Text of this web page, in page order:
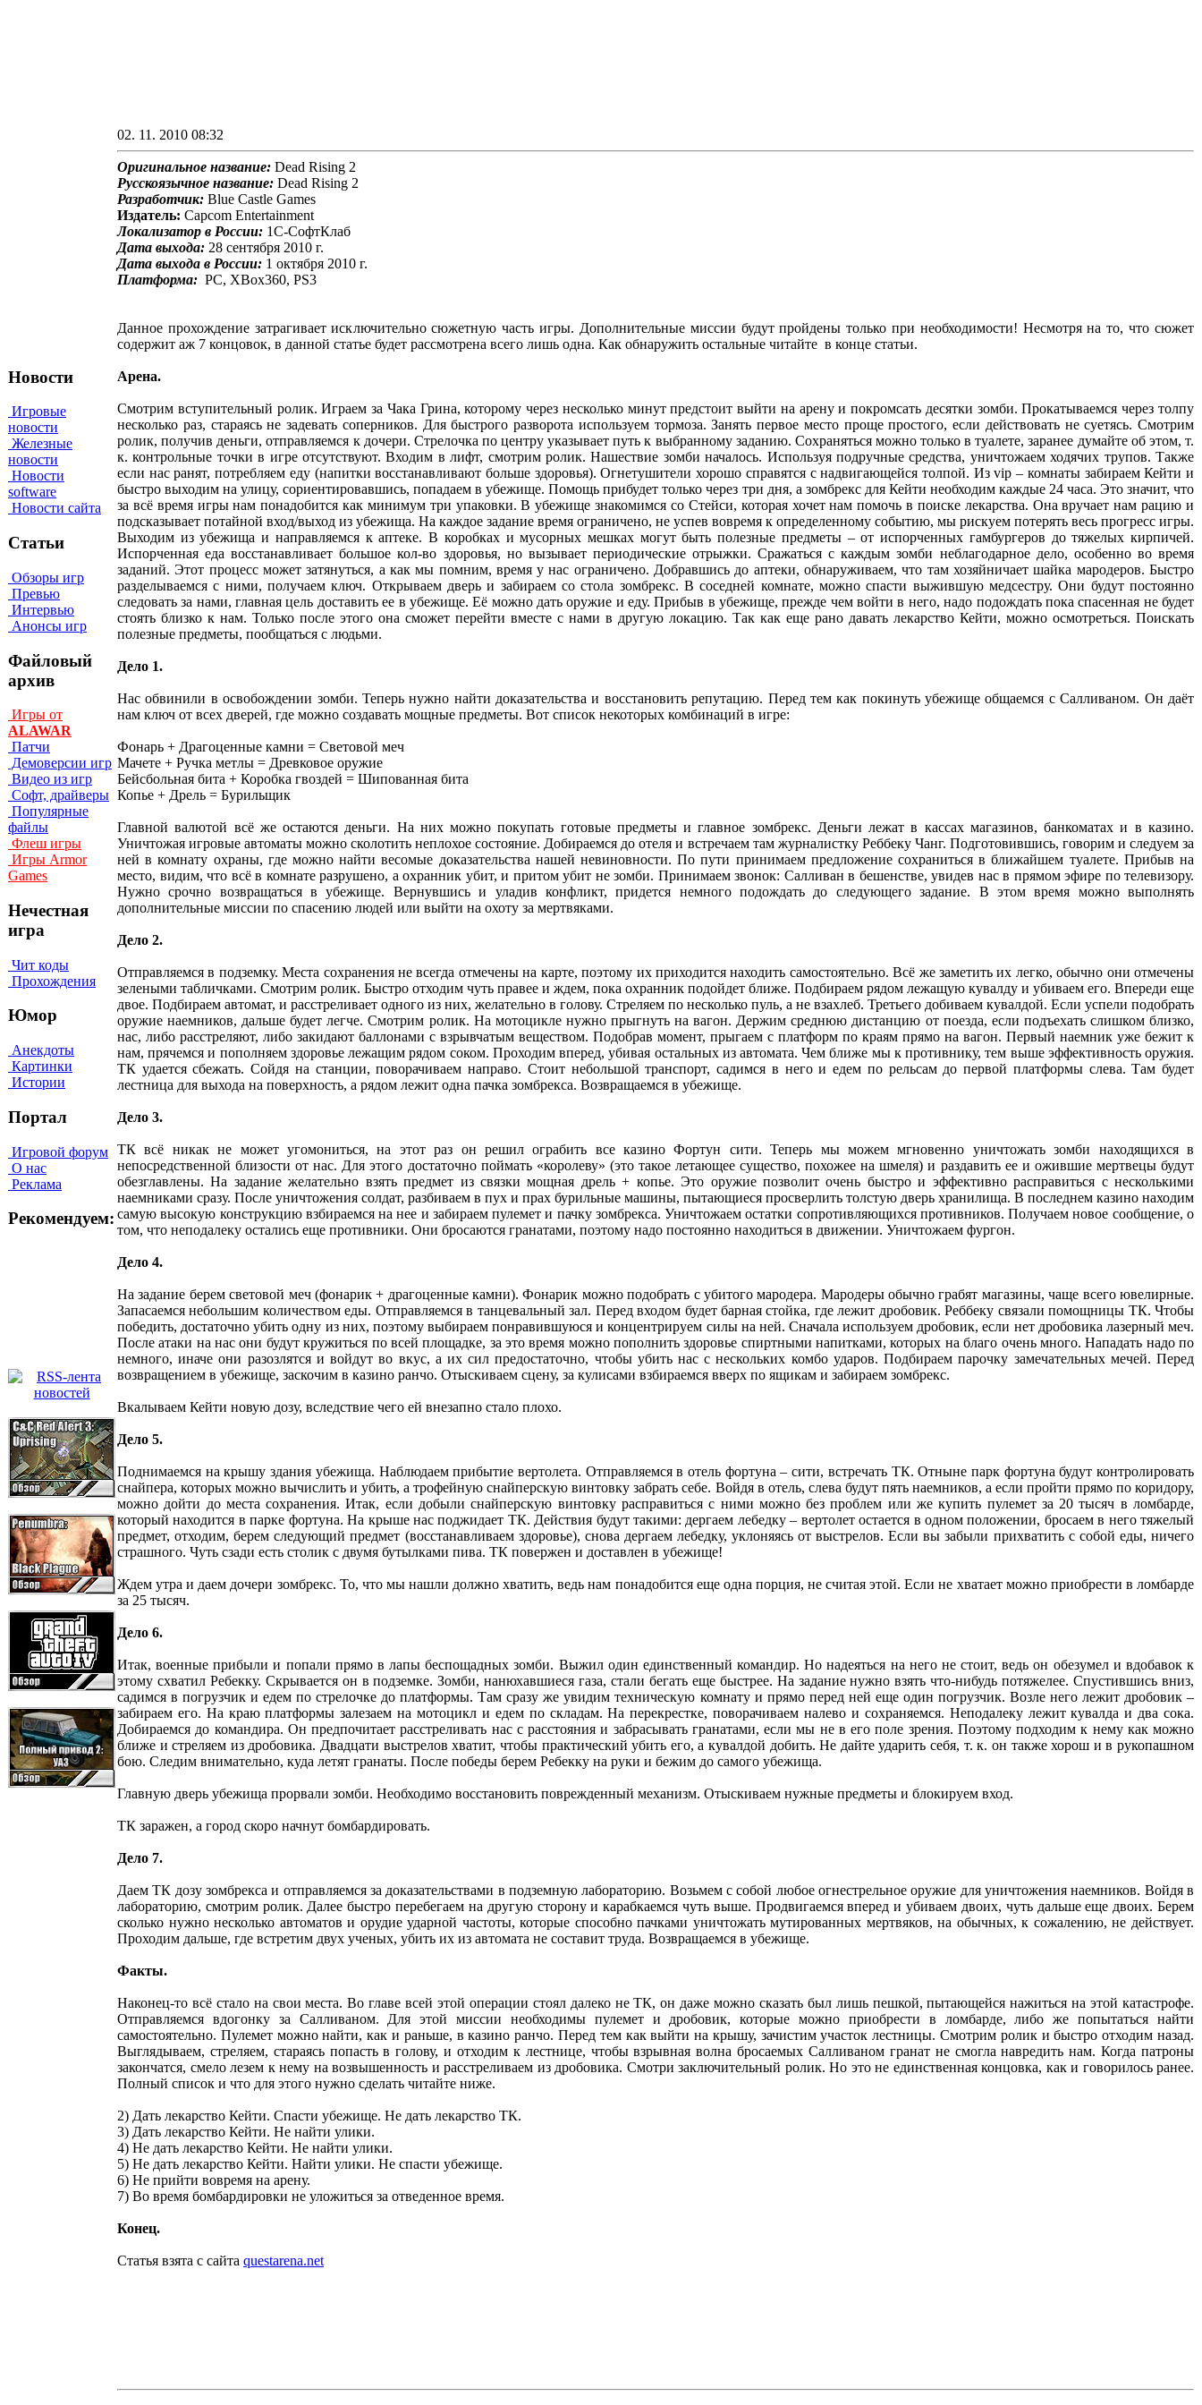
Новости
Игровые
новости
Железные
новости
Новости
software
Новости сайта
Статьи
Обзоры игр
Превью
Интервью
Анонсы игр
Файловый
архив
Игры от
ALAWAR
Патчи
Демоверсии игр
Видео из игр
Софт, драйверы
Популярные
файлы
Флеш игры
Игры Armor
Games
Нечестная
игра
Чит коды
Прохождения
Юмор
Анекдоты
Картинки
Истории
Портал
Игровой форум
О нас
Реклама
Рекомендуем:
02. 11. 2010 08:32
Оригинальное название: Dead Rising 2
Русскоязычное название: Dead Rising 2
Разработчик: Blue Castle Games
Издатель: Capcom Entertainment
Локализатор в России: 1С-СофтКлаб
Дата выхода: 28 сентября 2010 г.
Дата выхода в России: 1 октября 2010 г.
Платформа: PC, XBox360, PS3
Данное прохождение затрагивает исключительно сюжетную часть игры. Дополнительные миссии будут пройдены только при необходимости! Несмотря на то, что сюжет
содержит аж 7 концовок, в данной статье будет рассмотрена всего лишь одна. Как обнаружить остальные читайте в конце статьи.
Арена.
Смотрим вступительный ролик. Играем за Чака Грина, которому через несколько минут предстоит выйти на арену и покромсать десятки зомби. Прокатываемся через толпу
несколько раз, стараясь не задевать соперников. Для быстрого разворота используем тормоза. Занять первое место проще простого, если действовать не суетясь. Смотрим
ролик, получив деньги, отправляемся к дочери. Стрелочка по центру указывает путь к выбранному заданию. Сохраняться можно только в туалете, заранее думайте об этом, т.
к. контрольные точки в игре отсутствуют. Входим в лифт, смотрим ролик. Нашествие зомби началось. Используя подручные средства, уничтожаем ходячих трупов. Также
если нас ранят, потребляем еду (напитки восстанавливают больше здоровья). Огнетушители хорошо справятся с надвигающейся толпой. Из vip – комнаты забираем Кейти и
быстро выходим на улицу, сориентировавшись, попадаем в убежище. Помощь прибудет только через три дня, а зомбрекс для Кейти необходим каждые 24 часа. Это значит, что
за всё время игры нам понадобится как минимум три упаковки. В убежище знакомимся со Стейси, которая хочет нам помочь в поиске лекарства. Она вручает нам рацию и
подсказывает потайной вход/выход из убежища. На каждое задание время ограничено, не успев вовремя к определенному событию, мы рискуем потерять весь прогресс игры.
Выходим из убежища и направляемся к аптеке. В коробках и мусорных мешках могут быть полезные предметы – от испорченных гамбургеров до тяжелых кирпичей.
Испорченная еда восстанавливает большое кол-во здоровья, но вызывает периодические отрыжки. Сражаться с каждым зомби неблагодарное дело, особенно во время
заданий. Этот процесс может затянуться, а как мы помним, время у нас ограничено. Добравшись до аптеки, обнаруживаем, что там хозяйничает шайка мародеров. Быстро
разделываемся с ними, получаем ключ. Открываем дверь и забираем со стола зомбрекс. В соседней комнате, можно спасти выжившую медсестру. Они будут постоянно
следовать за нами, главная цель доставить ее в убежище. Её можно дать оружие и еду. Прибыв в убежище, прежде чем войти в него, надо подождать пока спасенная не будет
стоять близко к нам. Только после этого она сможет перейти вместе с нами в другую локацию. Так как еще рано давать лекарство Кейти, можно осмотреться. Поискать
полезные предметы, пообщаться с людьми.
Дело 1.
Нас обвинили в освобождении зомби. Теперь нужно найти доказательства и восстановить репутацию. Перед тем как покинуть убежище общаемся с Салливаном. Он даёт
нам ключ от всех дверей, где можно создавать мощные предметы. Вот список некоторых комбинаций в игре:
Фонарь + Драгоценные камни = Световой меч
Мачете + Ручка метлы = Древковое оружие
Бейсбольная бита + Коробка гвоздей = Шипованная бита
Копье + Дрель = Бурильщик
Главной валютой всё же остаются деньги. На них можно покупать готовые предметы и главное зомбрекс. Деньги лежат в кассах магазинов, банкоматах и в казино.
Уничтожая игровые автоматы можно сколотить неплохое состояние. Добираемся до отеля и встречаем там журналистку Реббеку Чанг. Подготовившись, говорим и следуем за
ней в комнату охраны, где можно найти весомые доказательства нашей невиновности. По пути принимаем предложение сохраниться в ближайшем туалете. Прибыв на
место, видим, что всё в комнате разрушено, а охранник убит, и притом убит не зомби. Принимаем звонок: Салливан в бешенстве, увидев нас в прямом эфире по телевизору.
Нужно срочно возвращаться в убежище. Вернувшись и уладив конфликт, придется немного подождать до следующего задание. В этом время можно выполнять
дополнительные миссии по спасению людей или выйти на охоту за мертвяками.
Дело 2.
Отправляемся в подземку. Места сохранения не всегда отмечены на карте, поэтому их приходится находить самостоятельно. Всё же заметить их легко, обычно они отмечены
зелеными табличками. Смотрим ролик. Быстро отходим чуть правее и ждем, пока охранник подойдет ближе. Подбираем рядом лежащую кувалду и убиваем его. Впереди еще
двое. Подбираем автомат, и расстреливает одного из них, желательно в голову. Стреляем по несколько пуль, а не взахлеб. Третьего добиваем кувалдой. Если успели подобрать
оружие наемников, дальше будет легче. Смотрим ролик. На мотоцикле нужно прыгнуть на вагон. Держим среднюю дистанцию от поезда, если подъехать слишком близко,
нас, либо расстреляют, либо закидают баллонами с взрывчатым веществом. Подобрав момент, прыгаем с платформ по краям прямо на вагон. Первый наемник уже бежит к
нам, прячемся и пополняем здоровье лежащим рядом соком. Проходим вперед, убивая остальных из автомата. Чем ближе мы к противнику, тем выше эффективность оружия.
ТК удается сбежать. Сойдя на станции, поворачиваем направо. Стоит небольшой транспорт, садимся в него и едем по рельсам до первой платформы слева. Там будет
лестница для выхода на поверхность, а рядом лежит одна пачка зомбрекса. Возвращаемся в убежище.
Дело 3.
ТК всё никак не может угомониться, на этот раз он решил ограбить все казино Фортун сити. Теперь мы можем мгновенно уничтожать зомби находящихся в
непосредственной близости от нас. Для этого достаточно поймать «королеву» (это такое летающее существо, похожее на шмеля) и раздавить ее и ожившие мертвецы будут
обезглавлены. На задание желательно взять предмет из связки мощная дрель + копье. Это оружие позволит очень быстро и эффективно расправиться с несколькими
наемниками сразу. После уничтожения солдат, разбиваем в пух и прах бурильные машины, пытающиеся просверлить толстую дверь хранилища. В последнем казино находим
самую высокую конструкцию взбираемся на нее и забираем пулемет и пачку зомбрекса. Уничтожаем остатки сопротивляющихся противников. Получаем новое сообщение, о
том, что неподалеку остались еще противники. Они бросаются гранатами, поэтому надо постоянно находиться в движении. Уничтожаем фургон.
Дело 4.
На задание берем световой меч (фонарик + драгоценные камни). Фонарик можно подобрать с убитого мародера. Мародеры обычно грабят магазины, чаще всего ювелирные.
Запасаемся небольшим количеством еды. Отправляемся в танцевальный зал. Перед входом будет барная стойка, где лежит дробовик. Реббеку связали помощницы ТК. Чтобы
победить, достаточно убить одну из них, поэтому выбираем понравившуюся и концентрируем силы на ней. Сначала используем дробовик, если нет дробовика лазерный меч.
После атаки на нас они будут кружиться по всей площадке, за это время можно пополнить здоровье спиртными напитками, которых на благо очень много. Нападать надо по
немного, иначе они разозлятся и войдут во вкус, а их сил предостаточно, чтобы убить нас с нескольких комбо ударов. Подбираем парочку замечательных мечей. Перед
возвращением в убежище, заскочим в казино ранчо. Отыскиваем сцену, за кулисами взбираемся вверх по ящикам и забираем зомбрекс.
Вкалываем Кейти новую дозу, вследствие чего ей внезапно стало плохо.
Дело 5.
Поднимаемся на крышу здания убежища. Наблюдаем прибытие вертолета. Отправляемся в отель фортуна – сити, встречать ТК. Отныне парк фортуна будут контролировать
снайпера, которых можно вычислить и убить, а трофейную снайперскую винтовку забрать себе. Войдя в отель, слева будут пять наемников, а если пройти прямо по коридору,
можно дойти до места сохранения. Итак, если добыли снайперскую винтовку расправиться с ними можно без проблем или же купить пулемет за 20 тысяч в ломбарде,
который находится в парке фортуна. На крыше нас поджидает ТК. Действия будут такими: дергаем лебедку – вертолет остается в одном положении, бросаем в него тяжелый
предмет, отходим, берем следующий предмет (восстанавливаем здоровье), снова дергаем лебедку, уклоняясь от выстрелов. Если вы забыли прихватить с собой еды, ничего
страшного. Чуть сзади есть столик с двумя бутылками пива. ТК повержен и доставлен в убежище!
Ждем утра и даем дочери зомбрекс. То, что мы нашли должно хватить, ведь нам понадобится еще одна порция, не считая этой. Если не хватает можно приобрести в ломбарде
за 25 тысяч.
Дело 6.
Итак, военные прибыли и попали прямо в лапы беспощадных зомби. Выжил один единственный командир. Но надеяться на него не стоит, ведь он обезумел и вдобавок к
этому схватил Ребекку. Скрывается он в подземке. Зомби, нанюхавшиеся газа, стали бегать еще быстрее. На задание нужно взять что-нибудь потяжелее. Спустившись вниз,
садимся в погрузчик и едем по стрелочке до платформы. Там сразу же увидим техническую комнату и прямо перед ней еще один погрузчик. Возле него лежит дробовик –
забираем его. На краю платформы залезаем на мотоцикл и едем по складам. На перекрестке, поворачиваем налево и сохраняемся. Неподалеку лежит кувалда и два сока.
Добираемся до командира. Он предпочитает расстреливать нас с расстояния и забрасывать гранатами, если мы не в его поле зрения. Поэтому подходим к нему как можно
ближе и стреляем из дробовика. Двадцати выстрелов хватит, чтобы практический убить его, а кувалдой добить. Не дайте ударить себя, т. к. он также хорош и в рукопашном
бою. Следим внимательно, куда летят гранаты. После победы берем Ребекку на руки и бежим до самого убежища.
Главную дверь убежища прорвали зомби. Необходимо восстановить поврежденный механизм. Отыскиваем нужные предметы и блокируем вход.
ТК заражен, а город скоро начнут бомбардировать.
Дело 7.
Даем ТК дозу зомбрекса и отправляемся за доказательствами в подземную лабораторию. Возьмем с собой любое огнестрельное оружие для уничтожения наемников. Войдя в
лабораторию, смотрим ролик. Далее быстро перебегаем на другую сторону и карабкаемся чуть выше. Продвигаемся вперед и убиваем двоих, чуть дальше еще двоих. Берем
сколько нужно несколько автоматов и орудие ударной частоты, которые способно пачками уничтожать мутированных мертвяков, на обычных, к сожалению, не действует.
Проходим дальше, где встретим двух ученых, убить их из автомата не составит труда. Возвращаемся в убежище.
Факты.
Наконец-то всё стало на свои места. Во главе всей этой операции стоял далеко не ТК, он даже можно сказать был лишь пешкой, пытающейся нажиться на этой катастрофе.
Отправляемся вдогонку за Салливаном. Для этой миссии необходимы пулемет и дробовик, которые можно приобрести в ломбарде, либо же попытаться найти
самостоятельно. Пулемет можно найти, как и раньше, в казино ранчо. Перед тем как выйти на крышу, зачистим участок лестницы. Смотрим ролик и быстро отходим назад.
Выглядываем, стреляем, стараясь попасть в голову, и отходим к лестнице, чтобы взрывная волна бросаемых Салливаном гранат не смогла навредить нам. Когда патроны
закончатся, смело лезем к нему на возвышенность и расстреливаем из дробовика. Смотри заключительный ролик. Но это не единственная концовка, как и говорилось ранее.
Полный список и что для этого нужно сделать читайте ниже.
2) Дать лекарство Кейти. Спасти убежище. Не дать лекарство ТК.
3) Дать лекарство Кейти. Не найти улики.
4) Не дать лекарство Кейти. Не найти улики.
5) Не дать лекарство Кейти. Найти улики. Не спасти убежище.
6) Не прийти вовремя на арену.
7) Во время бомбардировки не уложиться за отведенное время.
Конец.
Статья взята с сайта questarena.net